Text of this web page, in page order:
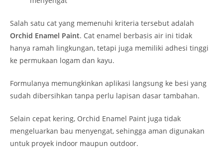
Salah satu cat yang memenuhi kriteria tersebut adalah
Orchid Enamel Paint. Cat enamel berbasis air ini tidak
hanya ramah lingkungan, tetapi juga memiliki adhesi tinggi
ke permukaan logam dan kayu.
Formulanya memungkinkan aplikasi langsung ke besi yang
sudah dibersihkan tanpa perlu lapisan dasar tambahan.
Selain cepat kering, Orchid Enamel Paint juga tidak
mengeluarkan bau menyengat, sehingga aman digunakan
untuk proyek indoor maupun outdoor.